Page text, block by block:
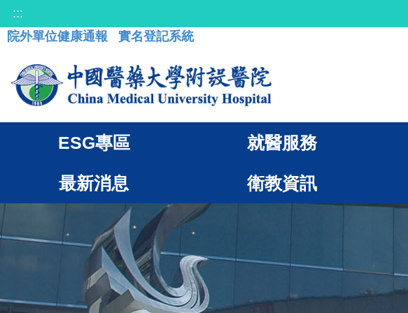
:::
院外單位健康通報
實名登記系統
ESG專區 就醫服務
最新消息 衛教資訊